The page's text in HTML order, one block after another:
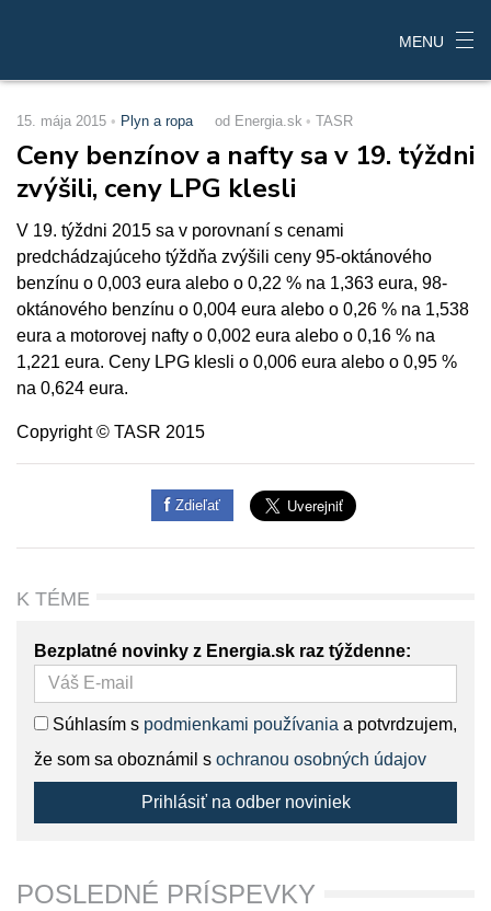
MENU
15. mája 2015 Plyn a ropa od Energia.sk TASR
Ceny benzínov a nafty sa v 19. týždni
zvýšili, ceny LPG klesli
V 19. týždni 2015 sa v porovnaní s cenami
predchádzajúceho týždňa zvýšili ceny 95-oktánového
benzínu o 0,003 eura alebo o 0,22 % na 1,363 eura, 98-
oktánového benzínu o 0,004 eura alebo o 0,26 % na 1,538
eura a motorovej nafty o 0,002 eura alebo o 0,16 % na
1,221 eura. Ceny LPG klesli o 0,006 eura alebo o 0,95 %
na 0,624 eura.
Copyright © TASR 2015
Zdieľať
K TÉME
Bezplatné novinky z Energia.sk raz týždenne:
Súhlasím s podmienkami používania a potvrdzujem,
že som sa oboznámil s ochranou osobných údajov
Prihlásiť na odber noviniek
POSLEDNÉ PRÍSPEVKY